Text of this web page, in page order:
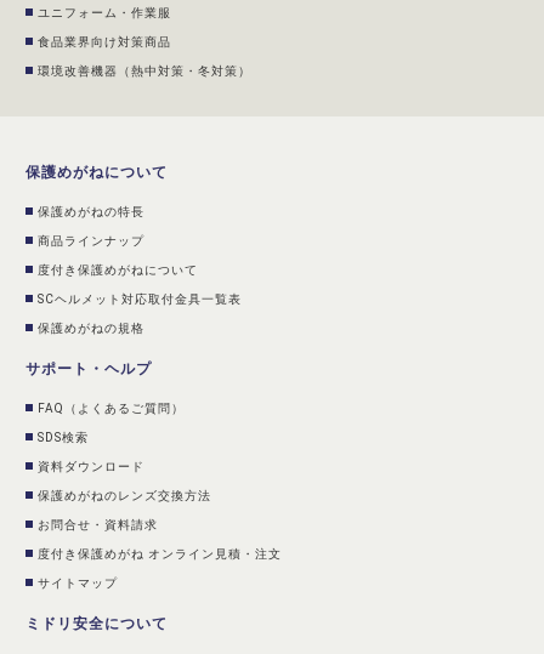
ユニフォーム・作業服
食品業界向け対策商品
環境改善機器（熱中対策・冬対策）
保護めがねについて
保護めがねの特長
商品ラインナップ
度付き保護めがねについて
SCヘルメット対応取付金具一覧表
保護めがねの規格
サポート・ヘルプ
FAQ（よくあるご質問）
SDS検索
資料ダウンロード
保護めがねのレンズ交換方法
お問合せ・資料請求
度付き保護めがね オンライン見積・注文
サイトマップ
ミドリ安全について